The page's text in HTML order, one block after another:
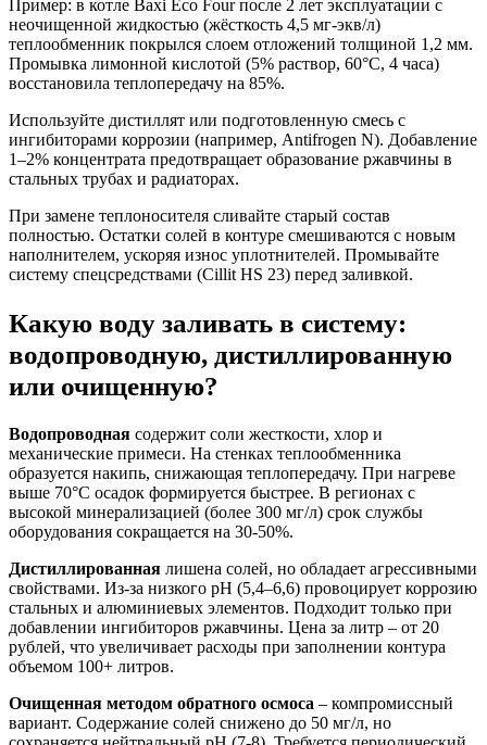
Пример: в котле Baxi Eco Four после 2 лет эксплуатации с
неочищенной жидкостью (жёсткость 4,5 мг-экв/л)
теплообменник покрылся слоем отложений толщиной 1,2 мм.
Промывка лимонной кислотой (5% раствор, 60°C, 4 часа)
восстановила теплопередачу на 85%.
Используйте дистиллят или подготовленную смесь с
ингибиторами коррозии (например, Antifrogen N). Добавление
1–2% концентрата предотвращает образование ржавчины в
стальных трубах и радиаторах.
При замене теплоносителя сливайте старый состав
полностью. Остатки солей в контуре смешиваются с новым
наполнителем, ускоряя износ уплотнителей. Промывайте
систему спецсредствами (Cillit HS 23) перед заливкой.
Какую воду заливать в систему:
водопроводную, дистиллированную
или очищенную?
Водопроводная содержит соли жесткости, хлор и
механические примеси. На стенках теплообменника
образуется накипь, снижающая теплопередачу. При нагреве
выше 70°C осадок формируется быстрее. В регионах с
высокой минерализацией (более 300 мг/л) срок службы
оборудования сокращается на 30-50%.
Дистиллированная лишена солей, но обладает агрессивными
свойствами. Из-за низкого pH (5,4–6,6) провоцирует коррозию
стальных и алюминиевых элементов. Подходит только при
добавлении ингибиторов ржавчины. Цена за литр – от 20
рублей, что увеличивает расходы при заполнении контура
объемом 100+ литров.
Очищенная методом обратного осмоса – компромиссный
вариант. Содержание солей снижено до 50 мг/л, но